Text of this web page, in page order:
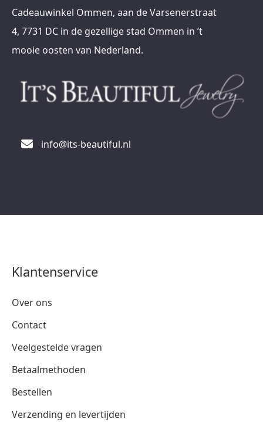
Cadeauwinkel Ommen, aan de Varsenerstraat
4, 7731 DC in de gezellige stad Ommen in ’t
mooie oosten van Nederland.
info@its-beautiful.nl
Klantenservice
Over ons
Contact
Veelgestelde vragen
Betaalmethoden
Bestellen
Verzending en levertijden